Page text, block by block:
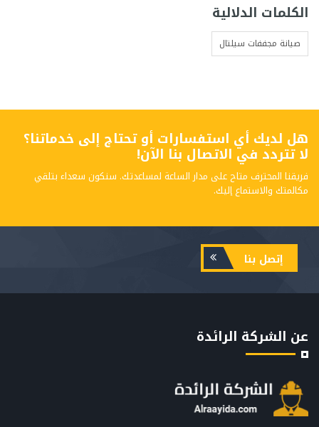
الكلمات الدلالية
صيانة مجففات سيلتال
هل لديك أي استفسارات أو تحتاج إلى خدماتنا؟
لا تتردد في الاتصال بنا الآن!
فريقنا المحترف متاح على مدار الساعة لمساعدتك. سنكون سعداء بتلقي
مكالمتك والاستماع إليك.
إتصل بنا
عن الشركة الرائدة